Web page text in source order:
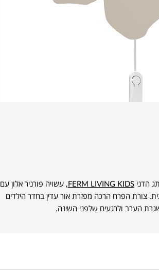
FERM LIVING KIDS, עשויה פורניר אלון עם
צורת הפרח הרכה מפזרת אור עדין בחדר הילדים
הערב ולרגעים שלפני השינה.